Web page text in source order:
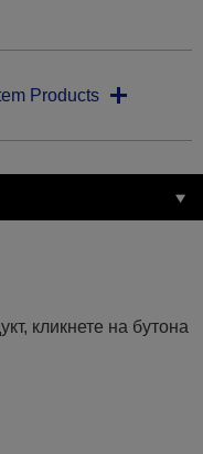
Products
кликнете на бутона